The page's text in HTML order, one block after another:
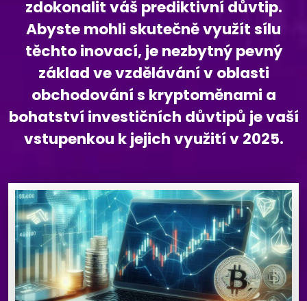
zdokonalit váš prediktivní důvtip.
Abyste mohli skutečně využít sílu
těchto inovací, je nezbytný pevný
základ ve vzdělávání v oblasti
obchodování s kryptoměnami a
bohatství investičních důvtipů je vaší
vstupenkou k jejich využití v 2025.